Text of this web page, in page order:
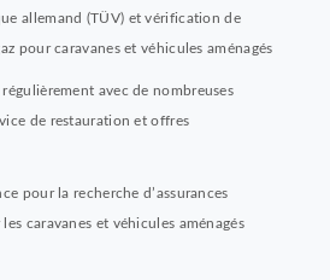
allemand (TÜV) et vérification de
pour caravanes et véhicules aménagés
avec de nombreuses
de restauration et offres
pour la recherche d’assurances
caravanes et véhicules aménagés